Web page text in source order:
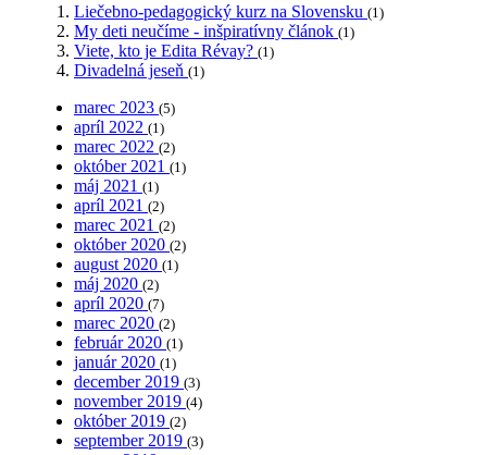
Liečebno-pedagogický kurz na Slovensku (1)
My deti neučíme - inšpiratívny článok (1)
Viete, kto je Edita Révay? (1)
Divadelná jeseň (1)
marec 2023 (5)
apríl 2022 (1)
marec 2022 (2)
október 2021 (1)
máj 2021 (1)
apríl 2021 (2)
marec 2021 (2)
október 2020 (2)
august 2020 (1)
máj 2020 (2)
apríl 2020 (7)
marec 2020 (2)
február 2020 (1)
január 2020 (1)
december 2019 (3)
november 2019 (4)
október 2019 (2)
september 2019 (3)